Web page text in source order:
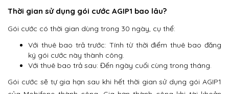
Thời gian sử dụng gói cước AGIP1 bao lâu?
Gói cước có thời gian dùng trong 30 ngày, cụ thể:
Với thuê bao trả trước: Tính từ thời điểm thuê bao đăng
ký gói cước này thành công.
Với thuê bao trả sau: Đến ngày cuối cùng trong tháng.
Gói cước sẽ tự gia hạn sau khi hết thời gian sử dụng gói AGIP1